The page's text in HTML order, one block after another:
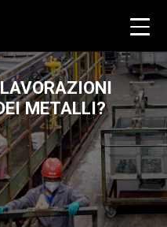
METALLI?